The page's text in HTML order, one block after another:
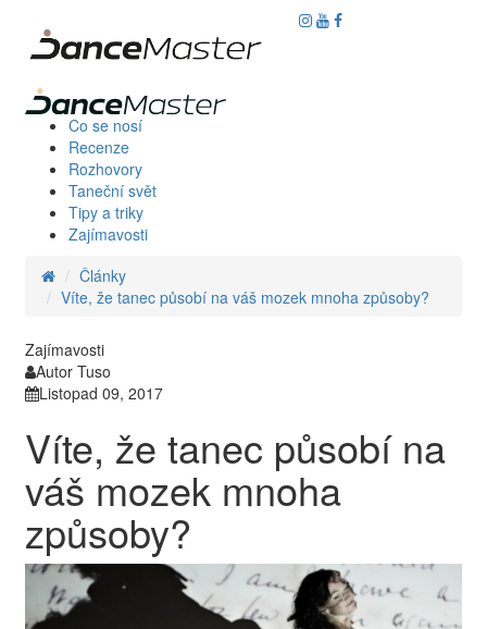
Co se nosí
Recenze
Rozhovory
Taneční svět
Tipy a triky
Zajímavosti
Články
Víte, že tanec působí na váš mozek mnoha způsoby?
Zajímavosti
Autor Tuso
Listopad 09, 2017
Víte, že tanec působí na
váš mozek mnoha
způsoby?